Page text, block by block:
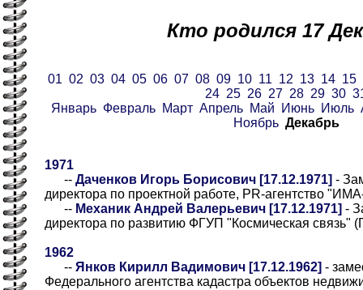
Кто родился 17
01 02 03 04 05 06 07 08 09 10 11 12 13 14 15
24 25 26 27 28 29 30
Январь Февраль Март Апрель Май Июнь Июль
Ноябрь Декабрь
1971
-- Даченков Игорь Борисович [17.12.1971] -
директора по проектной работе, PR-агентство
-- Механик Андрей Валерьевич [17.12.1971] -
директора по развитию ФГУП "Космическая связь"
1962
-- Янков Кирилл Вадимович [17.12.1962] -
Федерального агентства кадастра объектов